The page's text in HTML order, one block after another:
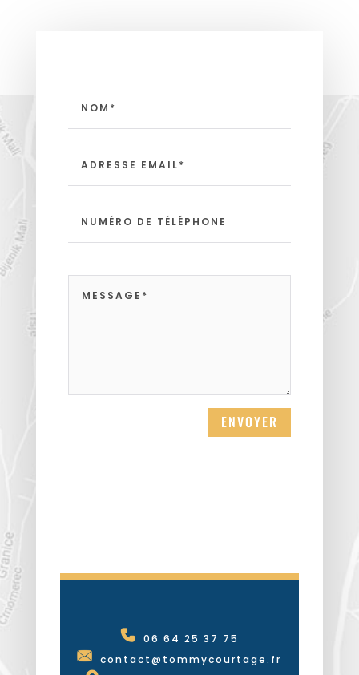
ENVOYER
06 64 25 37 75
contact@tommycourtage.fr